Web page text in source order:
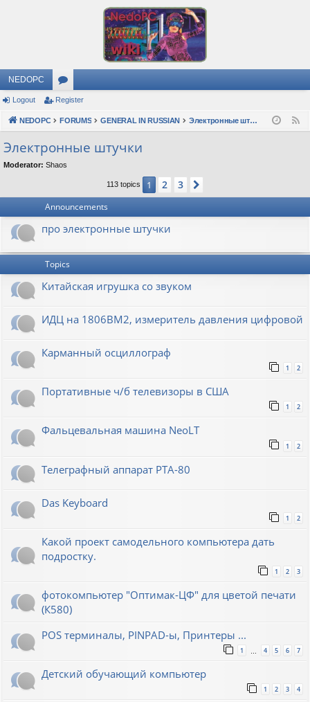
NEDOPC
or
u
s
Logout Register
NEDOPC FORUMS GENERAL IN RUSSIAN Электронные штучки
Электронные штучки
Moderator: Shaos
113 topics 1 2 3
Announcements
про электронные штучки
Topics
Китайская игрушка со звуком
ИДЦ на 1806ВМ2, измеритель давления цифровой
Карманный осциллограф
1 2
Портативные ч/б телевизоры в США
1 2
Фальцевальная машина NeoLT
1 2
Телеграфный аппарат РТА-80
Das Keyboard
1 2
Какой проект самодельного компьютера дать
подростку.
1 2 3
фотокомпьютер "Оптимак-ЦФ" для цветой печати
(К580)
POS терминалы, PINPAD-ы, Принтеры ...
1 4 5 6 7
Детский обучающий компьютер
1 2 3 4